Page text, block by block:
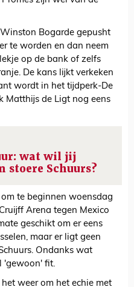
Bogarde gepusht
te worden en dan neem
op de bank of zelfs
De kans lijkt verkeken
wordt in het tijdperk-De
Matthijs de Ligt nog eens
wat wil jij
stoere Schuurs?
te beginnen woensdag
Arena tegen Mexico
geschikt om er eens
maar er ligt geen
Ondanks wat
'gewoon' fit.
weer om het echie met